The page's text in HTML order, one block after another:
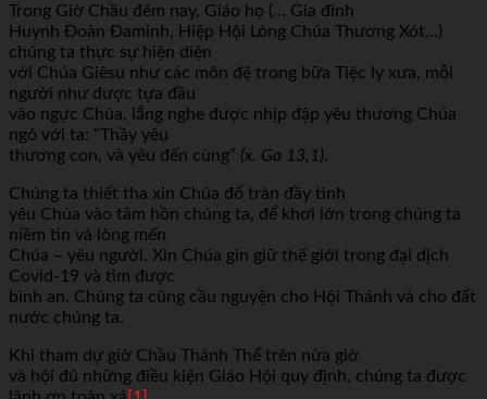
Trong Giờ Chầu đêm nay, Giáo họ (… Gia đình
Huynh Đoàn Đaminh, Hiệp Hội Lòng Chúa Thương Xót…)
chúng ta thực sự hiện diện
với Chúa Giêsu như các môn đệ trong bữa Tiệc ly xưa, mỗi
người như được tựa đầu
vào ngực Chúa, lắng nghe được nhịp đập yêu thương Chúa
ngỏ với ta: “Thầy yêu
thương con, và yêu đến cùng” (x. Ga 13,1).
Chúng ta thiết tha xin Chúa đổ tràn đầy tình
yêu Chúa vào tâm hồn chúng ta, để khơi lớn trong chúng ta
niềm tin và lòng mến
Chúa – yêu người. Xin Chúa gìn giữ thế giới trong đại dịch
Covid-19 và tìm được
bình an. Chúng ta cũng cầu nguyện cho Hội Thánh và cho đất
nước chúng ta.
Khi tham dự giờ Chầu Thánh Thể trên nửa giờ
và hội đủ những điều kiện Giáo Hội quy định, chúng ta được